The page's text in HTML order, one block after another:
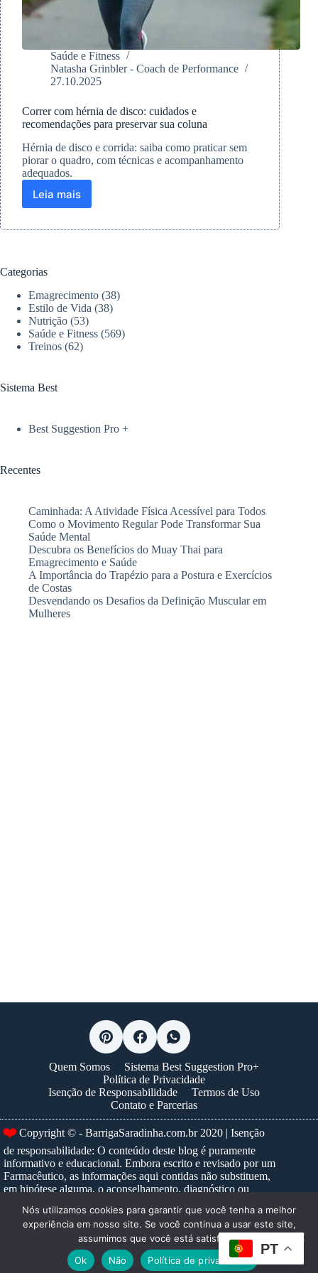
Saúde e Fitness
Natasha Grinbler - Coach de Performance
27.10.2025
Correr com hérnia de disco: cuidados e
recomendações para preservar sua coluna
Hérnia de disco e corrida: saiba como praticar sem
piorar o quadro, com técnicas e acompanhamento
adequados.
Leia mais
Correr
hérnia
recomendações
para
preservar
sua
coluna
Categorias
Emagrecimento (38)
Estilo de Vida (38)
Nutrição (53)
Saúde e Fitness (569)
Treinos (62)
Sistema Best
Best Suggestion Pro +
Recentes
Caminhada: A Atividade Física Acessível para Todos
Como o Movimento Regular Pode Transformar Sua
Saúde Mental
Descubra os Benefícios do Muay Thai para
Emagrecimento e Saúde
A Importância do Trapézio para a Postura e Exercícios
de Costas
Desvendando os Desafios da Definição Muscular em
Mulheres
Quem Somos
Sistema Best Suggestion Pro+
Política de Privacidade
Isenção de Responsabilidade
Termos de Uso
Contato e Parcerias
❤️ Copyright © - BarrigaSaradinha.com.br 2020 | Isenção
de responsabilidade: O conteúdo deste blog é puramente
informativo e educacional. Embora escrito e revisado por um
Farmacêutico, as informações aqui contidas não substituem,
em hipótese alguma, o aconselhamento, diagnóstico ou
médico ou adie a busca por um, devido a algo que tenha lido
neste site. Para prescrições e tratamentos específicos,
consulte sempre um profissional de saúde habilitado.Saiba
PT
Nós utilizamos cookies para garantir que você tenha a melhor
experiência em nosso site. Se você continua a usar este site,
assumimos que você está satisfeito.
Ok
Não Política de privacidade